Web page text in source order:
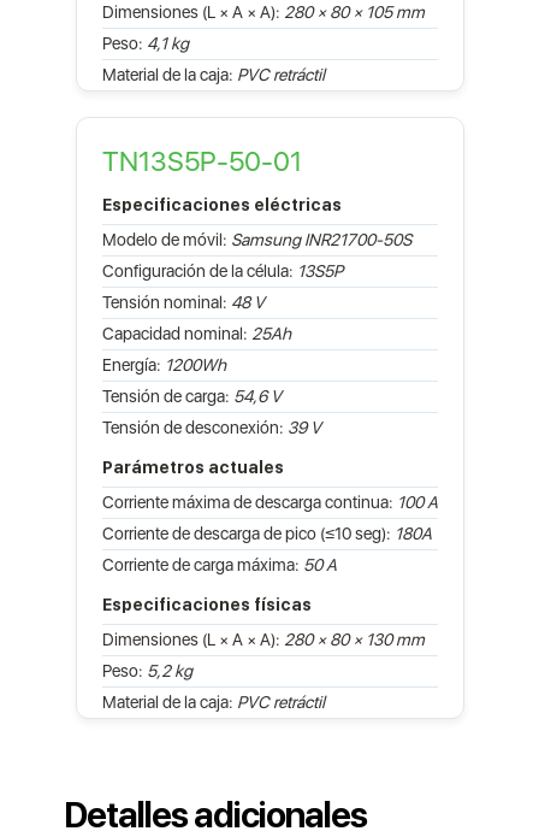
Dimensiones (L × A × A): 280 × 80 × 105 mm
Peso: 4,1 kg
Material de la caja: PVC retráctil
TN13S5P-50-01
Especificaciones eléctricas
Modelo de móvil: Samsung INR21700-50S
Configuración de la célula: 13S5P
Tensión nominal: 48 V
Capacidad nominal: 25Ah
Energía: 1200Wh
Tensión de carga: 54,6 V
Tensión de desconexión: 39 V
Parámetros actuales
Corriente máxima de descarga continua: 100 A
Corriente de descarga de pico (≤10 seg): 180A
Corriente de carga máxima: 50 A
Especificaciones físicas
Dimensiones (L × A × A): 280 × 80 × 130 mm
Peso: 5,2 kg
Material de la caja: PVC retráctil
Detalles adicionales